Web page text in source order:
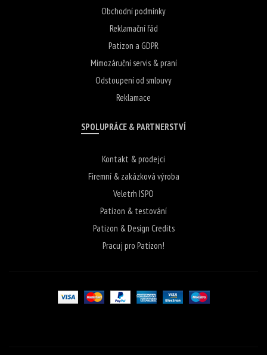
Obchodní podmínky
Reklamační řád
Patizon a GDPR
Mimozáruční servis & praní
Odstoupení od smlouvy
Reklamace
SPOLUPRÁCE & PARTNERSTVÍ
Kontakt & prodejci
Firemní & zakázková výroba
Veletrh ISPO
Patizon & testování
Patizon & Design Credits
Pracuj pro Patizon!